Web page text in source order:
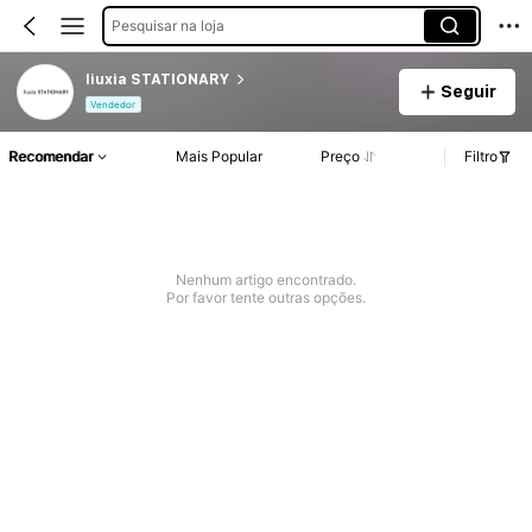
Pesquisar na loja
liuxia STATIONARY
Vendedor
Seguir
Recomendar Mais Popular Preço Filtro
Nenhum artigo encontrado.
Por favor tente outras opções.